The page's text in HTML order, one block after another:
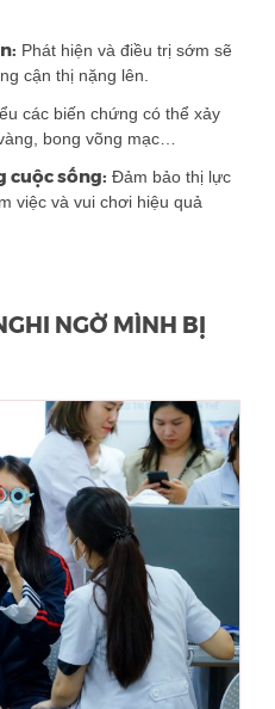
Phát hiện và điều trị sớm sẽ
cận thị nặng lên.
các biến chứng có thể xảy
bong võng mạc…
cuộc sống: Đảm bảo thị lực
việc và vui chơi hiệu quả
NGỜ MÌNH BỊ